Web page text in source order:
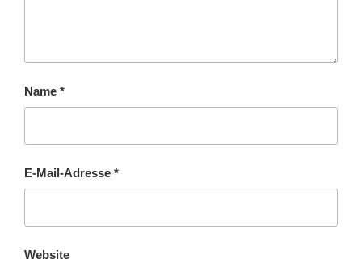
Name *
E-Mail-Adresse *
Website